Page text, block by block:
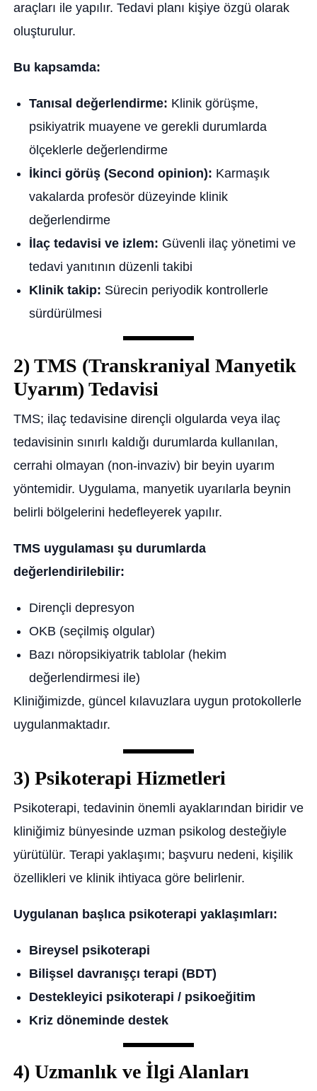
araçları ile yapılır. Tedavi planı kişiye özgü olarak
oluşturulur.
Bu kapsamda:
Tanısal değerlendirme: Klinik görüşme,
psikiyatrik muayene ve gerekli durumlarda
ölçeklerle değerlendirme
İkinci görüş (Second opinion): Karmaşık
vakalarda profesör düzeyinde klinik
değerlendirme
İlaç tedavisi ve izlem: Güvenli ilaç yönetimi ve
tedavi yanıtının düzenli takibi
Klinik takip: Sürecin periyodik kontrollerle
sürdürülmesi
2) TMS (Transkraniyal Manyetik
Uyarım) Tedavisi
TMS; ilaç tedavisine dirençli olgularda veya ilaç
tedavisinin sınırlı kaldığı durumlarda kullanılan,
cerrahi olmayan (non-invaziv) bir beyin uyarım
yöntemidir. Uygulama, manyetik uyarılarla beynin
belirli bölgelerini hedefleyerek yapılır.
TMS uygulaması şu durumlarda
değerlendirilebilir:
Dirençli depresyon
OKB (seçilmiş olgular)
Bazı nöropsikiyatrik tablolar (hekim
değerlendirmesi ile)
Kliniğimizde, güncel kılavuzlara uygun protokollerle
uygulanmaktadır.
3) Psikoterapi Hizmetleri
Psikoterapi, tedavinin önemli ayaklarından biridir ve
kliniğimiz bünyesinde uzman psikolog desteğiyle
yürütülür. Terapi yaklaşımı; başvuru nedeni, kişilik
özellikleri ve klinik ihtiyaca göre belirlenir.
Uygulanan başlıca psikoterapi yaklaşımları:
Bireysel psikoterapi
Bilişsel davranışçı terapi (BDT)
Destekleyici psikoterapi / psikoeğitim
Kriz döneminde destek
4) Uzmanlık ve İlgi Alanları